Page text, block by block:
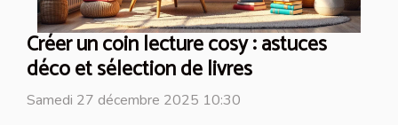
Créer un coin lecture cosy : astuces
déco et sélection de livres
Samedi 27 décembre 2025 10:30